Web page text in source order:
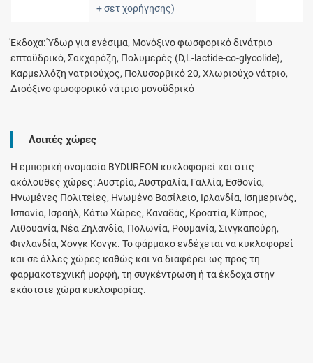
+ σετ χορήγησης)
Έκδοχα: Ύδωρ για ενέσιμα, Μονόξινο φωσφορικό δινάτριο
επταϋδρικό, Σακχαρόζη, Πολυμερές (D,L-lactide-co-glycolide),
Καρμελλόζη νατριούχος, Πολυσορβικό 20, Χλωριούχο νάτριο,
Δισόξινο φωσφορικό νάτριο μονοϋδρικό
Λοιπές χώρες
Η εμπορική ονομασία BYDUREON κυκλοφορεί και στις
ακόλουθες χώρες: Αυστρία, Αυστραλία, Γαλλία, Εσθονία,
Ηνωμένες Πολιτείες, Ηνωμένο Βασίλειο, Ιρλανδία, Ισημερινός,
Ισπανία, Ισραήλ, Κάτω Χώρες, Καναδάς, Κροατία, Κύπρος,
Λιθουανία, Νέα Ζηλανδία, Πολωνία, Ρουμανία, Σινγκαπούρη,
Φινλανδία, Χονγκ Κονγκ. Το φάρμακο ενδέχεται να κυκλοφορεί
και σε άλλες χώρες καθώς και να διαφέρει ως προς τη
φαρμακοτεχνική μορφή, τη συγκέντρωση ή τα έκδοχα στην
εκάστοτε χώρα κυκλοφορίας.